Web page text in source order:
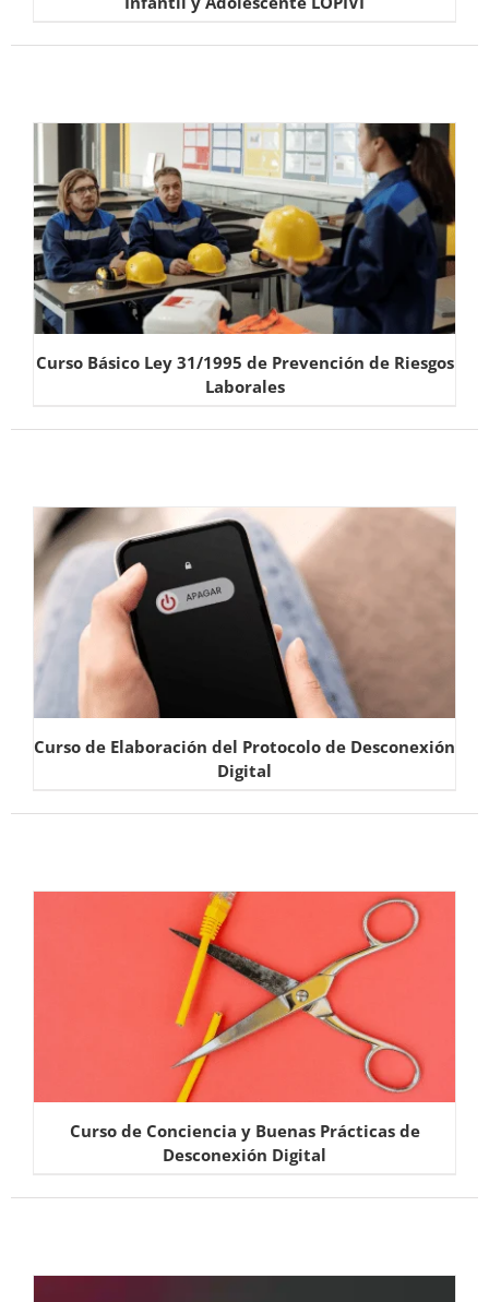
Curso Básico Ley 31/1995 de Prevención de Riesgos
Laborales
Curso de Elaboración del Protocolo de Desconexión
Digital
Curso de Conciencia y Buenas Prácticas de
Desconexión Digital